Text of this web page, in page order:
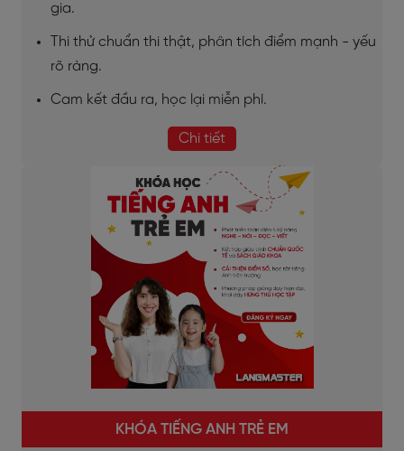
gia.
Thi thử chuẩn thi thật, phân tích điểm mạnh - yếu
rõ ràng.
Cam kết đầu ra, học lại miễn phí.
Chi tiết
KHÓA TIẾNG ANH TRẺ EM